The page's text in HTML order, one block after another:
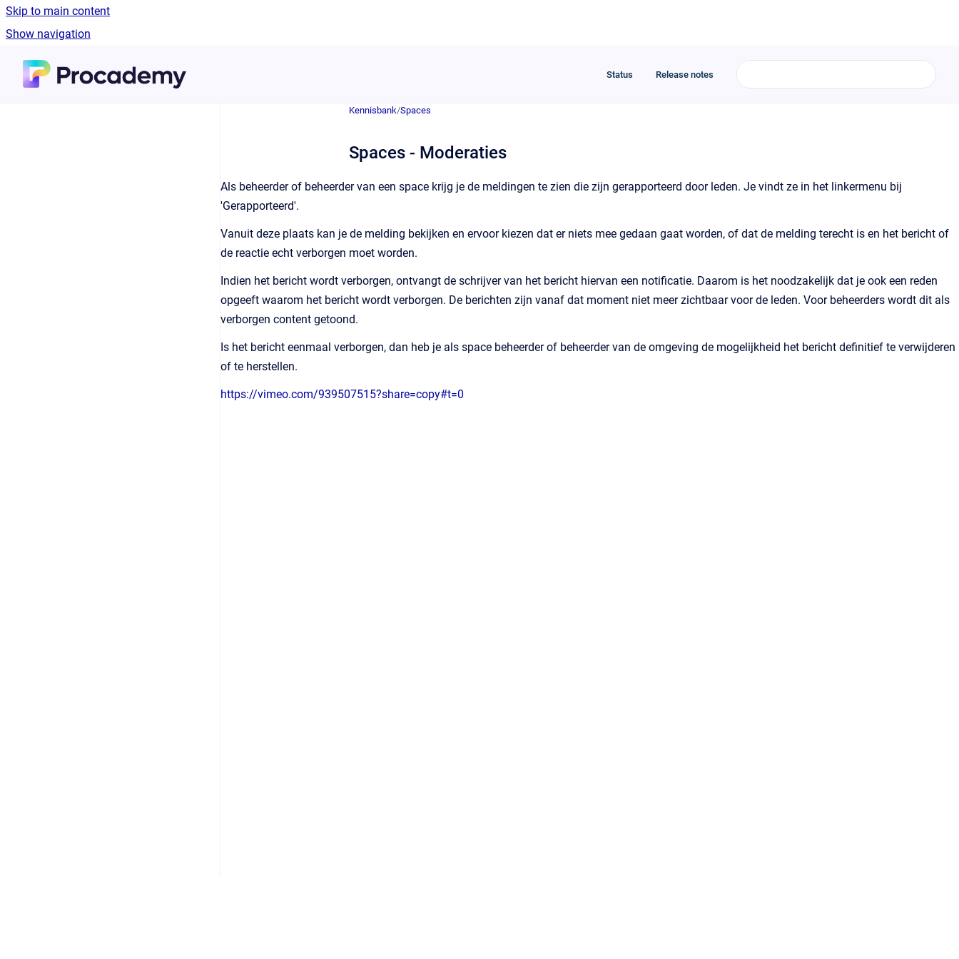
Skip to main content
Show navigation
Status Release notes
Kennisbank/Spaces
Spaces - Moderaties
Als beheerder of beheerder van een space krijg je de meldingen te zien die zijn gerapporteerd door leden. Je vindt ze in het linkermenu bij
'Gerapporteerd'.
Vanuit deze plaats kan je de melding bekijken en ervoor kiezen dat er niets mee gedaan gaat worden, of dat de melding terecht is en het bericht of
de reactie echt verborgen moet worden.
Indien het bericht wordt verborgen, ontvangt de schrijver van het bericht hiervan een notificatie. Daarom is het noodzakelijk dat je ook een reden
opgeeft waarom het bericht wordt verborgen. De berichten zijn vanaf dat moment niet meer zichtbaar voor de leden. Voor beheerders wordt dit als
verborgen content getoond.
Is het bericht eenmaal verborgen, dan heb je als space beheerder of beheerder van de omgeving de mogelijkheid het bericht definitief te verwijderen
of te herstellen.
https://vimeo.com/939507515?share=copy#t=0